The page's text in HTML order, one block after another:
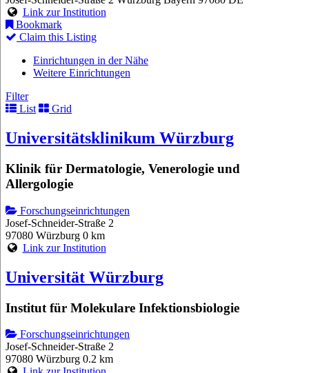
Link zur Institution
Bookmark
Claim this Listing
Einrichtungen in der Nähe
Weitere Einrichtungen
Filter
List
Grid
Universitätsklinikum Würzburg
Klinik für Dermatologie, Venerologie und
Allergologie
Forschungseinrichtungen
Josef-Schneider-Straße 2
97080 Würzburg 0 km
Link zur Institution
Universität Würzburg
Institut für Molekulare Infektionsbiologie
Forschungseinrichtungen
Josef-Schneider-Straße 2
97080 Würzburg 0.2 km